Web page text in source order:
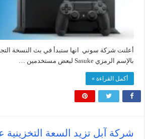
بالإسم الرمزي Sasuke لبعض مستخدمين …
أكمل القراءة »